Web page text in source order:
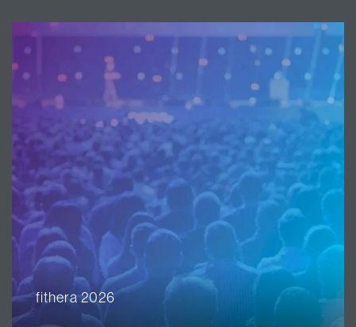
fithera 2026